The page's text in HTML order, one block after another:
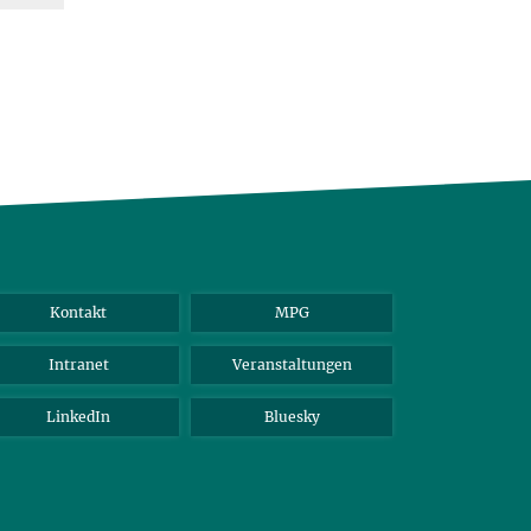
Kontakt MPG
Intranet Veranstaltungen
LinkedIn Bluesky